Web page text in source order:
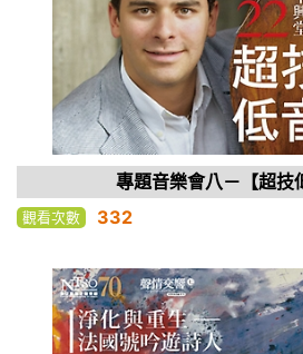
專題音樂會八－【超技
觀看次數 332